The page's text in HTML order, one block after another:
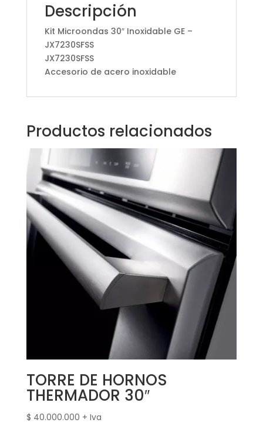
Descripción
Kit Microondas 30″ Inoxidable GE –
JX7230SFSS
JX7230SFSS
Accesorio de acero inoxidable
Productos relacionados
TORRE DE HORNOS
THERMADOR 30″
$ 40.000.000 + Iva